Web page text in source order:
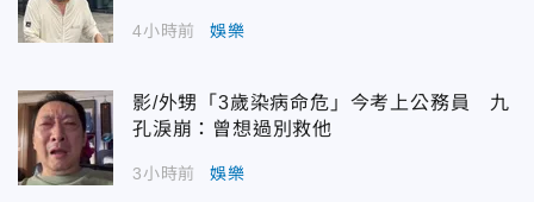
4小時前 娛樂
影/外甥「3歲染病命危」今考上公務員 九
孔淚崩：曾想過別救他
3小時前 娛樂